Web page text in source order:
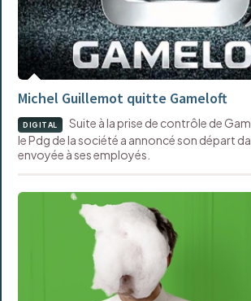
Michel Guillemot quitte Gameloft
DIGITAL
Suite à la prise de contrôle de
le Pdg de la société a annoncé son départ
envoyée à ses employés.